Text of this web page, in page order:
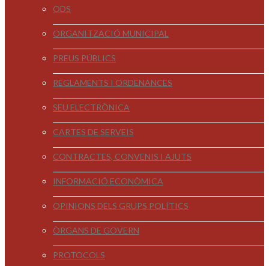
ODS
ORGANITZACIÓ MUNICIPAL
PREUS PÚBLICS
REGLAMENTS I ORDENANCES
SEU ELECTRÒNICA
CARTES DE SERVEIS
CONTRACTES, CONVENIS I AJUTS
INFORMACIÓ ECONÒMICA
OPINIONS DELS GRUPS POLÍTICS
ÒRGANS DE GOVERN
PROTOCOLS